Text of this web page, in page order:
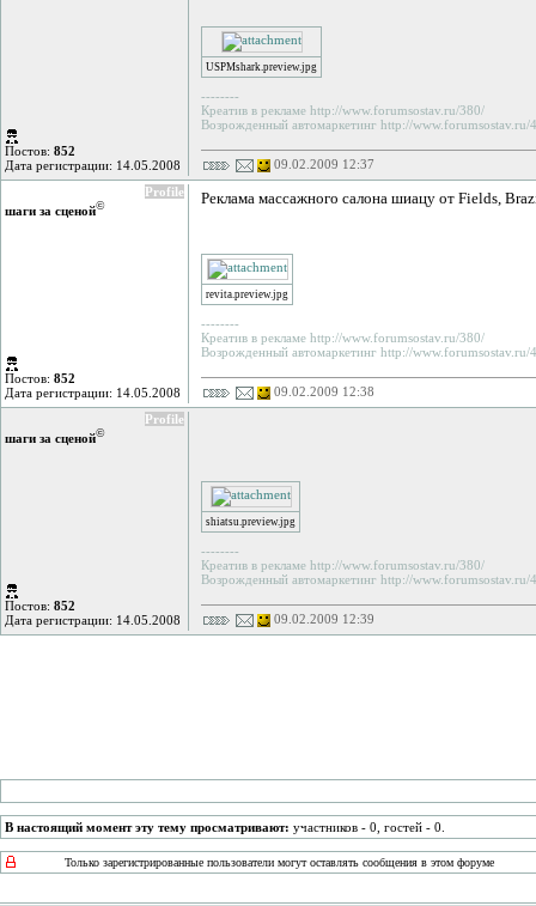
Постов: 852
Дата регистрации: 14.05.2008
USPMshark.preview.jpg
--------
Креатив в рекламе http://www.forumsostav.ru/380/
Возрожденный автомаркетинг http://www.forumsostav.ru/
09.02.2009 12:37
Profile
шаги за сценой©
Постов: 852
Дата регистрации: 14.05.2008
Реклама массажного салона шиацу от Fields,
revita.preview.jpg
--------
Креатив в рекламе http://www.forumsostav.ru/380/
Возрожденный автомаркетинг http://www.forumsostav.ru/
09.02.2009 12:38
Profile
шаги за сценой©
Постов: 852
Дата регистрации: 14.05.2008
shiatsu.preview.jpg
--------
Креатив в рекламе http://www.forumsostav.ru/380/
Возрожденный автомаркетинг http://www.forumsostav.ru/
09.02.2009 12:39
В настоящий момент эту тему просматривают: участников - 0, гостей - 0.
Только зарегистрированные пользователи могут оставлять сообщения в этом форуме